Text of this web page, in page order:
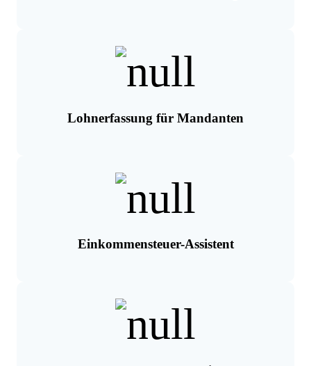
Lohnerfassung für Mandanten
Einkommensteuer-Assistent